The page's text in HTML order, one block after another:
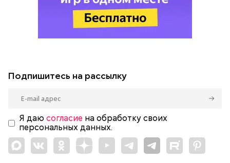
Подпишитесь на рассылку
Я даю согласие на обработку своих
персональных данных.